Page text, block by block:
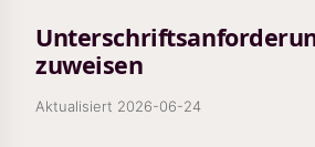
zuweisen
Aktualisiert 2026-06-24